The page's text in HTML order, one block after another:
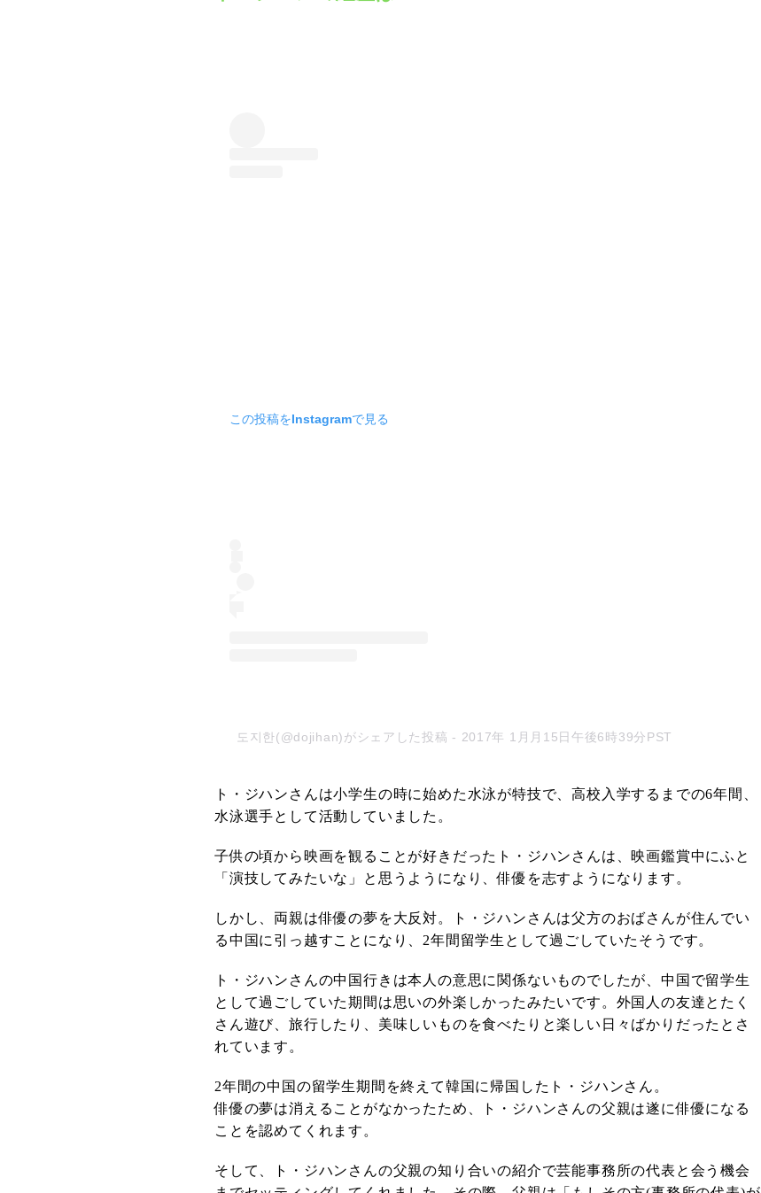
この投稿をInstagramで見る
도지한(@dojihan)がシェアした投稿 - 2017年 1月月15日午後6時39分PST
ト・ジハンさんは小学生の時に始めた水泳が特技で、高校入学するまでの6年間、
水泳選手として活動していました。
子供の頃から映画を観ることが好きだったト・ジハンさんは、映画鑑賞中にふと
「演技してみたいな」と思うようになり、俳優を志すようになります。
しかし、両親は俳優の夢を大反対。ト・ジハンさんは父方のおばさんが住んでい
る中国に引っ越すことになり、2年間留学生として過ごしていたそうです。
ト・ジハンさんの中国行きは本人の意思に関係ないものでしたが、中国で留学生
として過ごしていた期間は思いの外楽しかったみたいです。外国人の友達とたく
さん遊び、旅行したり、美味しいものを食べたりと楽しい日々ばかりだったとさ
れています。
2年間の中国の留学生期間を終えて韓国に帰国したト・ジハンさん。
俳優の夢は消えることがなかったため、ト・ジハンさんの父親は遂に俳優になる
ことを認めてくれます。
そして、ト・ジハンさんの父親の知り合いの紹介で芸能事務所の代表と会う機会